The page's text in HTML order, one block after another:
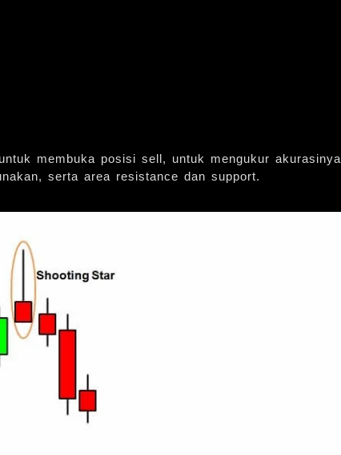
membuka posisi sell, untuk mengukur akurasinya
serta area resistance dan support.